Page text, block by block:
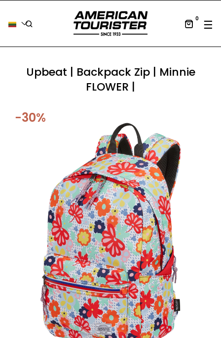
0 ☰
Upbeat | Backpack Zip | Minnie
FLOWER |
−30%